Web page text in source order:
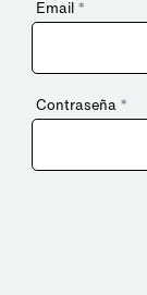
Email *
Contraseña *